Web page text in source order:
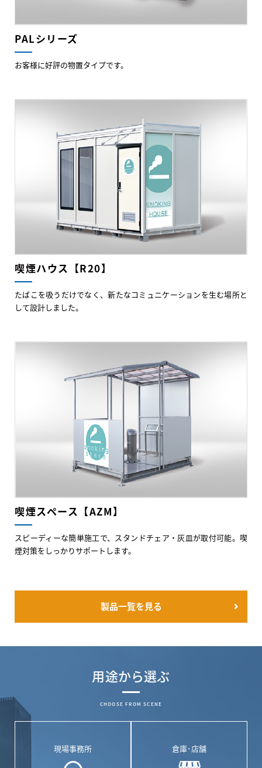
PALシリーズ
お客様に好評の物置タイプです。
喫煙ハウス【R20】
たばこを吸うだけでなく、新たなコミュニケーションを生む場所と
して設計しました。
喫煙スペース【AZM】
スピーディーな簡単施工で、スタンドチェア・灰皿が取付可能。喫
煙対策をしっかりサポートします。
製品一覧を見る
用途から選ぶ
CHOOSE FROM SCENE
現場事務所 倉庫･店舗